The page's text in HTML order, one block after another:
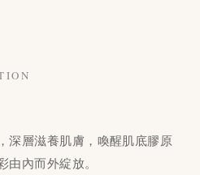
深層滋養肌膚，喚醒肌底膠原
內而外綻放。